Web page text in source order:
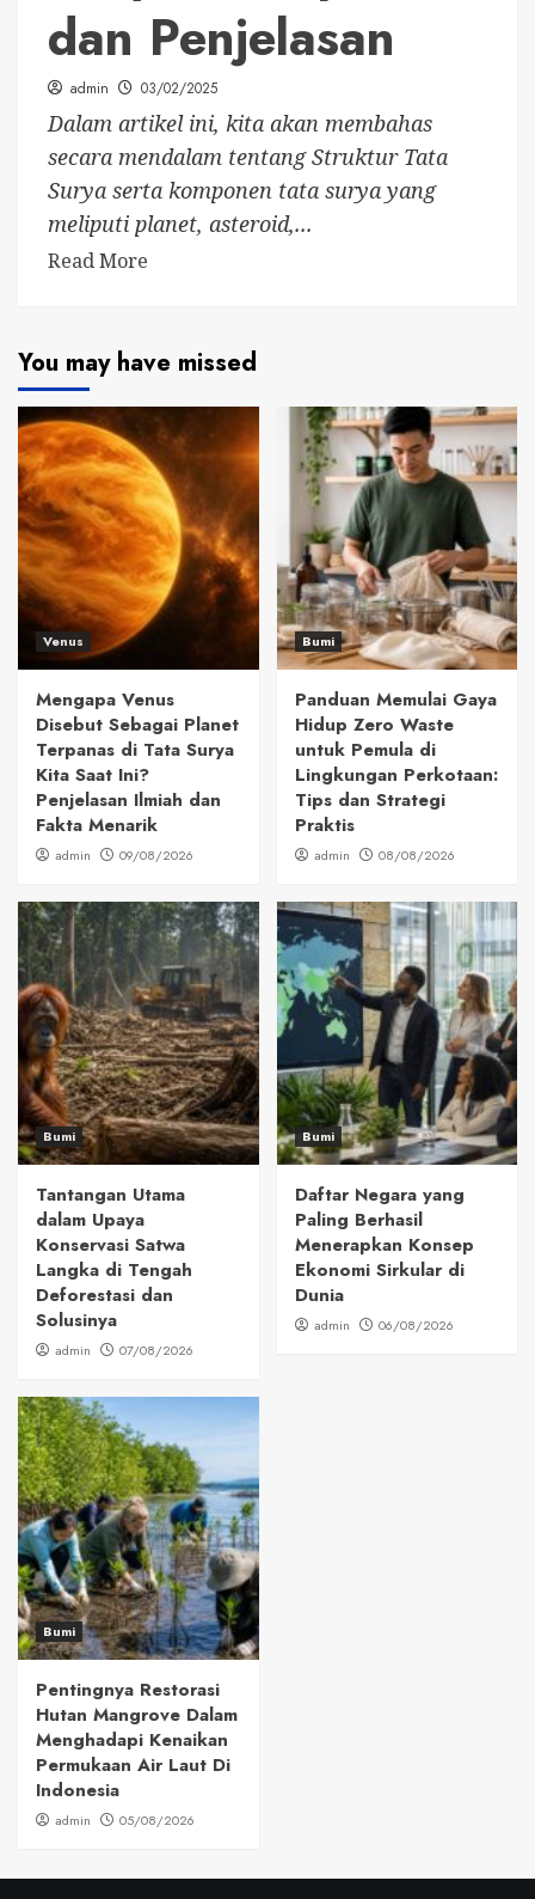
dan Penjelasan
admin 03/02/2025
Dalam artikel ini, kita akan membahas
secara mendalam tentang Struktur Tata
Surya serta komponen tata surya yang
meliputi planet, asteroid,...
Read More
You may have missed
Venus
Mengapa Venus
Disebut Sebagai Planet
Terpanas di Tata Surya
Kita Saat Ini?
Penjelasan Ilmiah dan
Fakta Menarik
admin 09/08/2026
Bumi
Panduan Memulai Gaya
Hidup Zero Waste
untuk Pemula di
Lingkungan Perkotaan:
Tips dan Strategi
Praktis
admin 08/08/2026
Bumi
Tantangan Utama
dalam Upaya
Konservasi Satwa
Langka di Tengah
Deforestasi dan
Solusinya
admin 07/08/2026
Bumi
Daftar Negara yang
Paling Berhasil
Menerapkan Konsep
Ekonomi Sirkular di
Dunia
admin 06/08/2026
Bumi
Pentingnya Restorasi
Hutan Mangrove Dalam
Menghadapi Kenaikan
Permukaan Air Laut Di
Indonesia
admin 05/08/2026